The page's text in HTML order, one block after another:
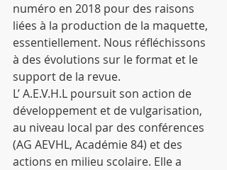
numéro en 2018 pour des raisons
liées à la production de la maquette,
essentiellement. Nous réfléchissons
à des évolutions sur le format et le
support de la revue.
L’ A.E.V.H.L poursuit son action de
développement et de vulgarisation,
au niveau local par des conférences
(AG AEVHL, Académie 84) et des
actions en milieu scolaire. Elle a